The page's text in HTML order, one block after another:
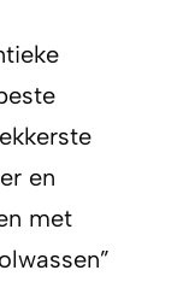
en
met